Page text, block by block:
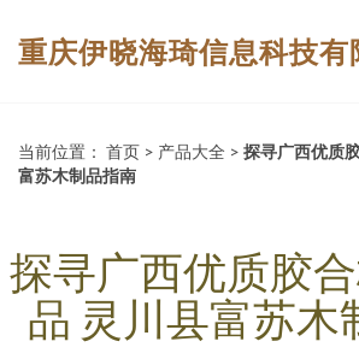
重庆伊晓海琦信息科技有
当前位置： 首页 > 产品大全 > 探寻广西优质
富苏木制品指南
探寻广西优质胶
品 灵川县富苏木